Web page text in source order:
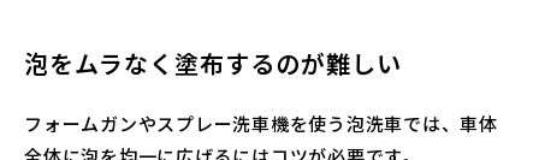
泡をムラなく塗布するのが難しい
フォームガンやスプレー洗車機を使う泡洗車では、車体